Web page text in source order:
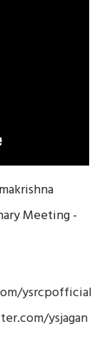
Meeting -
ysrcpofficial
ysjagan